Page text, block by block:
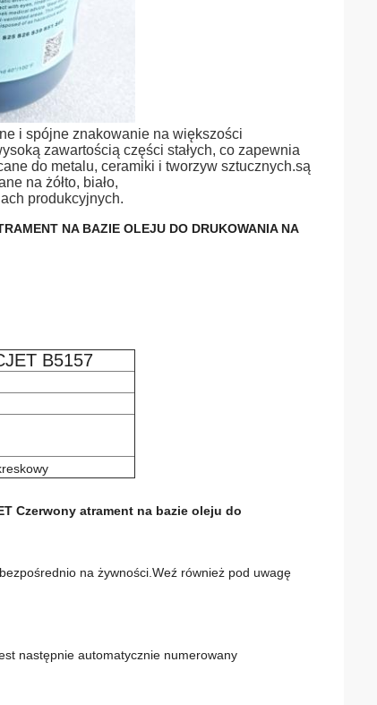
i spójne znakowanie na większości
zawartością części stałych, co zapewnia
do metalu, ceramiki i tworzyw sztucznych.są
na żółto, biało,
produkcyjnych.
NA BAZIE OLEJU DO DRUKOWANIA NA
B5157
Czerwony atrament na bazie oleju do
na żywności.Weź również pod uwagę
następnie automatycznie numerowany